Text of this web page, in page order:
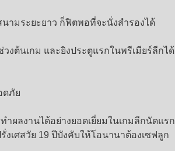
ามระยะยาว ก็ฟิตพอที่จะนั่งสำรองได้
งต้นเกม และยิงประตูแรกในพรีเมียร์ลีกได้
ดภัย
ผลงานได้อย่างยอดเยี่ยมในเกมลีกนัดแรก
เศสวัย 19 ปีบังคับให้โอนานาต้องเซฟลูก